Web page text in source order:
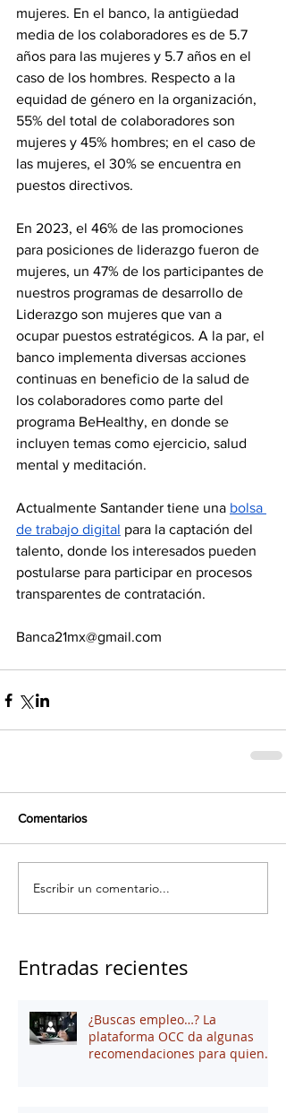
mujeres. En el banco, la antigüedad
media de los colaboradores es de 5.7
años para las mujeres y 5.7 años en el
caso de los hombres. Respecto a la
equidad de género en la organización,
55% del total de colaboradores son
mujeres y 45% hombres; en el caso de
las mujeres, el 30% se encuentra en
puestos directivos.
En 2023, el 46% de las promociones
para posiciones de liderazgo fueron de
mujeres, un 47% de los participantes de
nuestros programas de desarrollo de
Liderazgo son mujeres que van a
ocupar puestos estratégicos. A la par, el
banco implementa diversas acciones
continuas en beneficio de la salud de
los colaboradores como parte del
programa BeHealthy, en donde se
incluyen temas como ejercicio, salud
mental y meditación.
Actualmente Santander tiene una bolsa
de trabajo digital para la captación del
talento, donde los interesados pueden
postularse para participar en procesos
transparentes de contratación.
Banca21mx@gmail.com
Comentarios
Escribir un comentario...
Entradas recientes
¿Buscas empleo…? La
plataforma OCC da algunas
recomendaciones para quienes